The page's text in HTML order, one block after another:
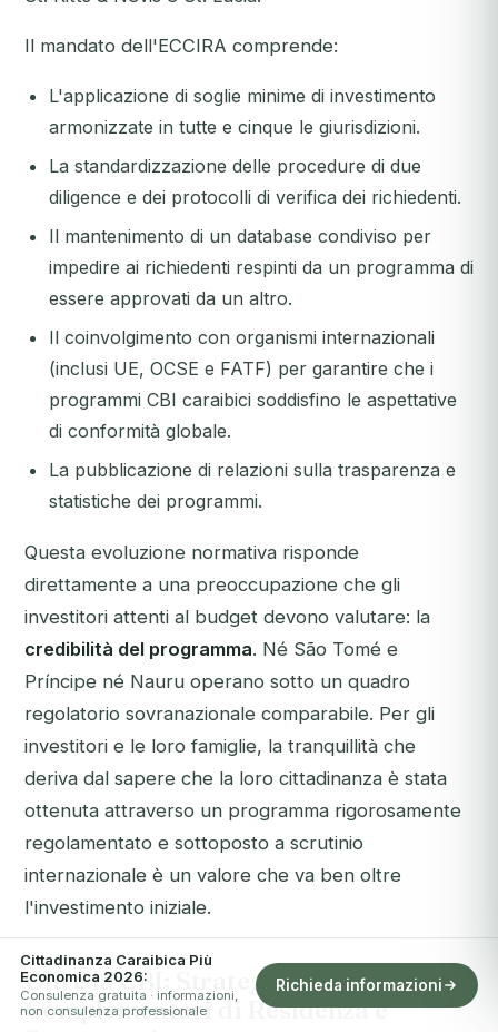
Il mandato dell'ECCIRA comprende:
L'applicazione di soglie minime di investimento
armonizzate in tutte e cinque le giurisdizioni.
La standardizzazione delle procedure di due
diligence e dei protocolli di verifica dei richiedenti.
Il mantenimento di un database condiviso per
impedire ai richiedenti respinti da un programma di
essere approvati da un altro.
Il coinvolgimento con organismi internazionali
(inclusi UE, OCSE e FATF) per garantire che i
programmi CBI caraibici soddisfino le aspettative
di conformità globale.
La pubblicazione di relazioni sulla trasparenza e
statistiche dei programmi.
Questa evoluzione normativa risponde
direttamente a una preoccupazione che gli
investitori attenti al budget devono valutare: la
credibilità del programma. Né São Tomé e
Príncipe né Nauru operano sotto un quadro
regolatorio sovranazionale comparabile. Per gli
investitori e le loro famiglie, la tranquillità che
deriva dal sapere che la loro cittadinanza è stata
ottenuta attraverso un programma rigorosamente
regolamentato e sottoposto a scrutinio
internazionale è un valore che va ben oltre
l'investimento iniziale.
Oltre la CBI: Strategie
Complementari di Residenza e
Cittadinanza Caraibica Più
Economica 2026:
Consulenza gratuita · informazioni,
non consulenza professionale
Richieda informazioni